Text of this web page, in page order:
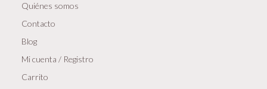
Quiénes somos
Contacto
Blog
Mi cuenta / Registro
Carrito